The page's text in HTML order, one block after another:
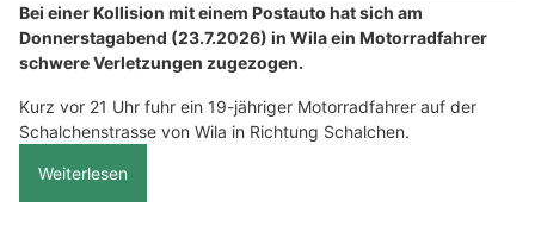
Bei einer Kollision mit einem Postauto hat sich am
Donnerstagabend (23.7.2026) in Wila ein Motorradfahrer
schwere Verletzungen zugezogen.
Kurz vor 21 Uhr fuhr ein 19-jähriger Motorradfahrer auf der
Schalchenstrasse von Wila in Richtung Schalchen.
Weiterlesen